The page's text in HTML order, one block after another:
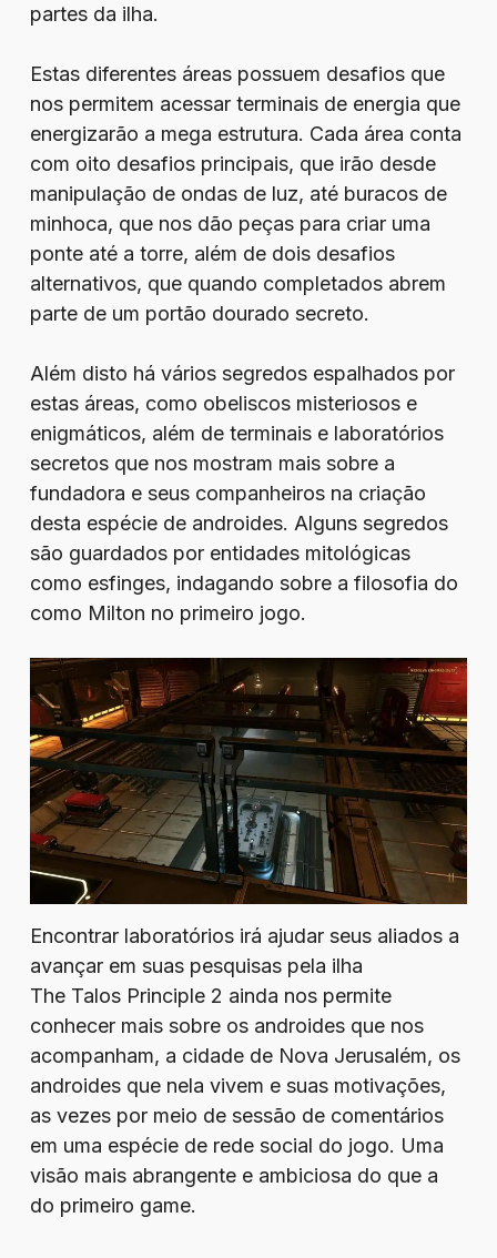
partes da ilha.
Estas diferentes áreas possuem desafios que
nos permitem acessar terminais de energia que
energizarão a mega estrutura. Cada área conta
com oito desafios principais, que irão desde
manipulação de ondas de luz, até buracos de
minhoca, que nos dão peças para criar uma
ponte até a torre, além de dois desafios
alternativos, que quando completados abrem
parte de um portão dourado secreto.
Além disto há vários segredos espalhados por
estas áreas, como obeliscos misteriosos e
enigmáticos, além de terminais e laboratórios
secretos que nos mostram mais sobre a
fundadora e seus companheiros na criação
desta espécie de androides. Alguns segredos
são guardados por entidades mitológicas
como esfinges, indagando sobre a filosofia do
como Milton no primeiro jogo.
Encontrar laboratórios irá ajudar seus aliados a
avançar em suas pesquisas pela ilha
The Talos Principle 2 ainda nos permite
conhecer mais sobre os androides que nos
acompanham, a cidade de Nova Jerusalém, os
androides que nela vivem e suas motivações,
as vezes por meio de sessão de comentários
em uma espécie de rede social do jogo. Uma
visão mais abrangente e ambiciosa do que a
do primeiro game.